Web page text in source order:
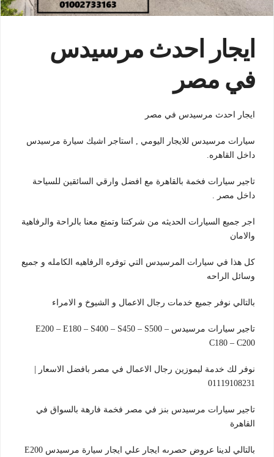
ايجار احدث مرسيدس
في مصر
ايجار احدث مرسيدس في مصر
سيارات مرسيدس للايجار اليومي , استاجر اشيك سيارة مرسيدس
داخل القاهره.
تاجير سيارات فخمة بالقاهرة مع افضل وارقي السائقين للسياحة
داخل مصر .
اجر جميع السيارات الحديثه من شركتنا وتمتع معنا بالراحة والرفاهية
والامان
كل هذا في سيارات المرسيدس التي توفره الرفاهيه الكامله و جميع
وسائل الراحه
بالتالي نوفر جميع خدمات رجال الاعمال و الشيوخ و الامراء
تاجير سيارات مرسيدس E200 – E180 – S400 – S450 – S500 –
C180 – C200
نوفر لك خدمة ليموزين رجال الاعمال في مصر بافضل الاسعار |
01119108231
تاجير سيارات مرسيدس بنز في مصر فخمة فارهة بالسواق في
القاهرة
بالتالي لدينا عروض حصرىه ايجار علي ايجار سيارة مرسيدس E200